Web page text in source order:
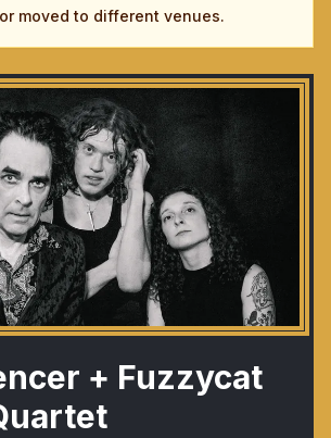
moved to different venues.
+ Fuzzycat